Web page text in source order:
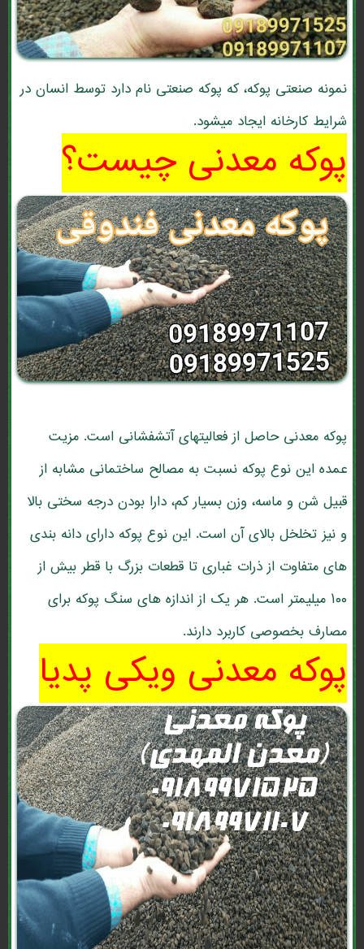
نمونه صنعتی پوکه، که پوکه صنعتی نام دارد توسط انسان در
شرایط کارخانه ایجاد میشود.
پوکه معدنی چیست؟
پوکه معدنی حاصل از فعالیتهای آتشفشانی است. مزیت
عمده این نوع پوکه نسبت به مصالح ساختمانی مشابه از
قبیل شن و ماسه، وزن بسیار کم، دارا بودن درجه سختی بالا
و نیز تخلخل بالای آن است. این نوع پوکه دارای دانه بندی
های متفاوت از ذرات غباری تا قطعات بزرگ با قطر بیش از
۱۰۰ میلیمتر است. هر یک از اندازه های سنگ پوکه برای
مصارف بخصوصی کاربرد دارند.
پوکه معدنی ویکی پدیا